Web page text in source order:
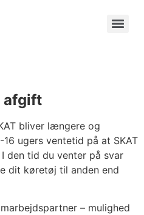
afgift
bliver længere og
ugers ventetid på at SKAT
den tid du venter på svar
dit køretøj til anden end
– mulighed